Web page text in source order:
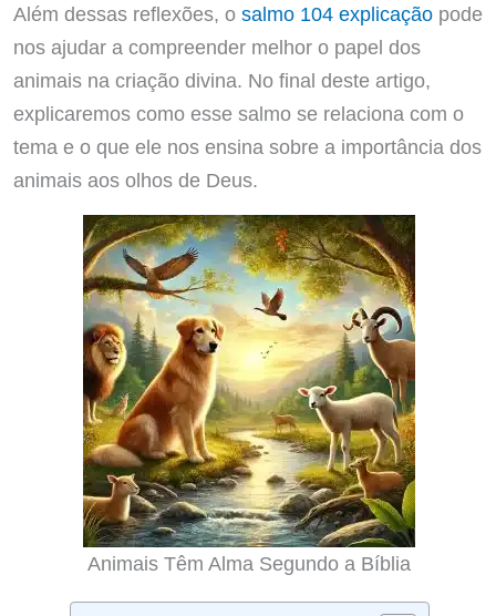
Além dessas reflexões, o salmo 104 explicaçãopode
nos ajudar a compreender melhor o papel dos
animais na criação divina. No final deste artigo,
explicaremos como esse salmo se relaciona com o
tema e o que ele nos ensina sobre a importância dos
animais aos olhos de Deus.
Animais Têm Alma Segundo a Bíblia